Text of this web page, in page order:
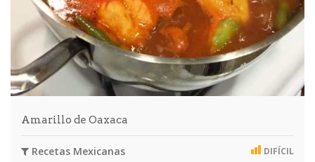
Amarillo de Oaxaca
Recetas Mexicanas DIFÍCIL